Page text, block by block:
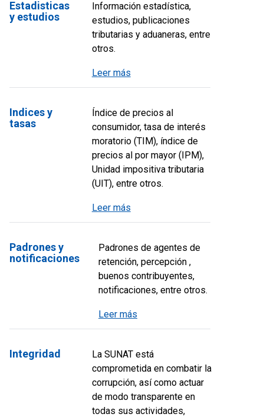
Estadisticas
y estudios
Información estadística,
estudios, publicaciones
tributarias y aduaneras, entre
otros.
Leer más
Indices y
tasas
Índice de precios al
consumidor, tasa de interés
moratorio (TIM), índice de
precios al por mayor (IPM),
Unidad impositiva tributaria
(UIT), entre otros.
Leer más
Padrones y
notificaciones
Padrones de agentes de
retención, percepción ,
buenos contribuyentes,
notificaciones, entre otros.
Leer más
Integridad
La SUNAT está
comprometida en combatir la
corrupción, así como actuar
de modo transparente en
todas sus actividades,